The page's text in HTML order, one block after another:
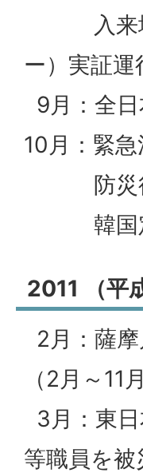
入来地
ー）実証運
9月：全
10月：緊
防災行
韓国定
2011 （平
2月：薩
（2月～11
3月：東
等職員を被